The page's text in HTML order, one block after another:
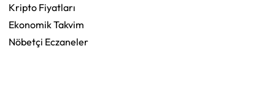
Kripto Fiyatları
Ekonomik Takvim
Nöbetçi Eczaneler